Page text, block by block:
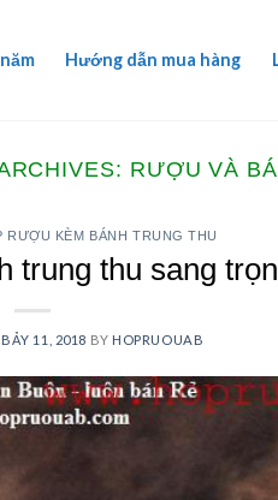
Hướng dẫn mua hàng
RƯỢU VÀ
RƯỢU KÈM BÁNH TRUNG THU
trung thu sang
11, 2018 BY HOPRUOUAB